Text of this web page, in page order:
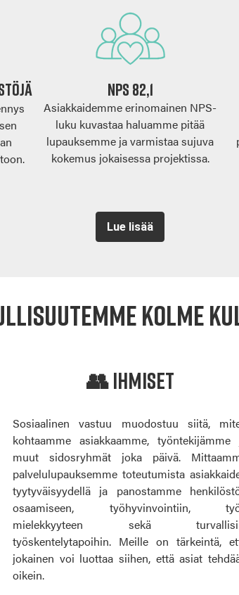
NPS 82,1
Asiakkaidemme erinomainen NPS-
luku kuvastaa haluamme pitää
lupauksemme ja varmistaa sujuva
kokemus jokaisessa projektissa.
Lue lisää
kolme
👥 Ihmiset
Sosiaalinen vastuu muodostuu siitä,
kohtaamme asiakkaamme, työntekijämme
muut sidosryhmät joka päivä.
palvelulupauksemme toteutumista
tyytyväisyydellä ja panostamme
osaamiseen, työhyvinvointiin,
mielekkyyteen sekä
työskentelytapoihin. Meille on tärkeintä,
jokainen voi luottaa siihen, että asiat
oikein.